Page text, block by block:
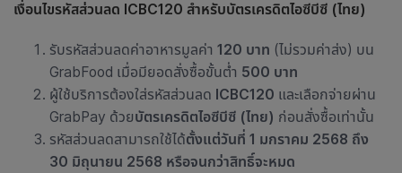
เงื่อนไขรหัสส่วนลด ICBC120 สำหรับบัตรเครดิตไอซีบีซี (ไทย)
รับรหัสส่วนลดค่าอาหารมูลค่า 120 บาท (ไม่รวมค่าส่ง) บน
GrabFood เมื่อมียอดสั่งซื้อขั้นต่ำ 500 บาท
ผู้ใช้บริการต้องใส่รหัสส่วนลด ICBC120 และเลือกจ่ายผ่าน
GrabPay ด้วยบัตรเครดิตไอซีบีซี (ไทย) ก่อนสั่งซื้อเท่านั้น
รหัสส่วนลดสามารถใช้ได้ตั้งแต่วันที่ 1 มกราคม 2568 ถึง
30 มิถุนายน 2568 หรือจนกว่าสิทธิ์จะหมด